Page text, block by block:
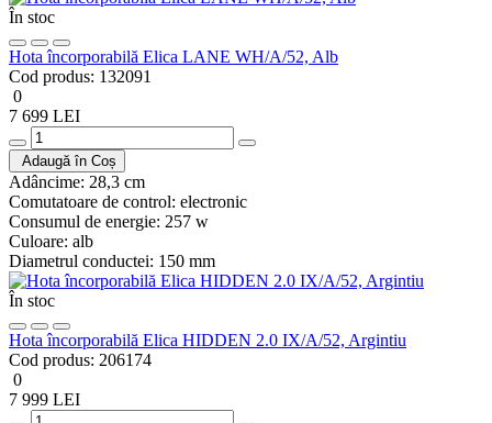
În stoc
Hota încorporabilă Elica LANE WH/A/52, Alb
Cod produs: 132091
0
7 699 LEI
Adaugă în Coș
Adâncime: 28,3 cm
Comutatoare de control: electronic
Consumul de energie: 257 w
Culoare: alb
Diametrul conductei: 150 mm
În stoc
Hota încorporabilă Elica HIDDEN 2.0 IX/A/52, Argintiu
Cod produs: 206174
0
7 999 LEI